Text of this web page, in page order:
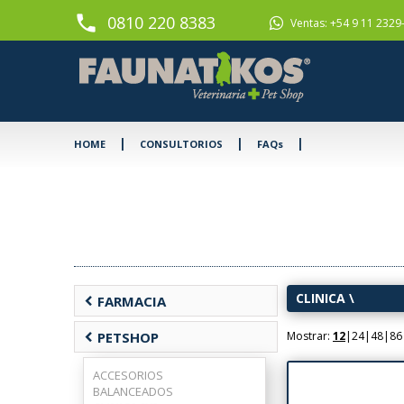
phone 0810 220 8383 Ventas: +54 9 11
HOME | CONSULTORIOS | FAQs |
chevron_left FARMACIA
chevron_left PETSHOP
ACCESORIOS
BALANCEADOS
CLINICA \
Mostrar: 12|24| 48| 86